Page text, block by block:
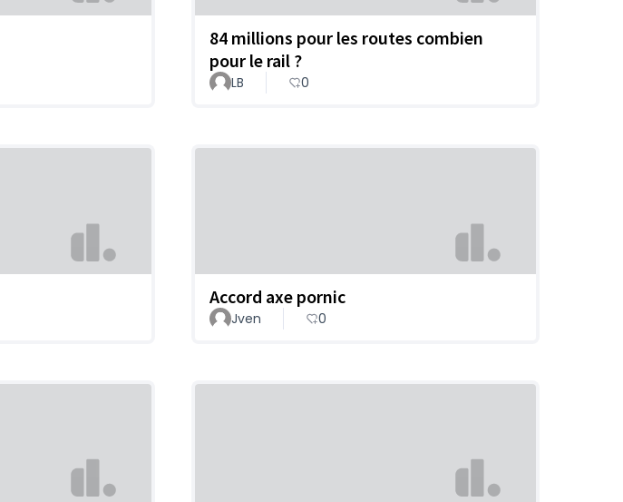
84 millions pour les routes combien
pour le rail ?
LB 0
Accord axe pornic
Jven 0